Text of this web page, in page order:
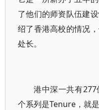
了他们的师资队伍建
绍了香港高校的情况
处长。
港中深一共有
个系列是Tenure，就